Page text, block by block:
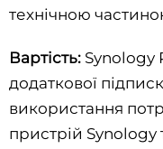
технічною
Вартість: Synology
додаткової
використання
пристрій Synology